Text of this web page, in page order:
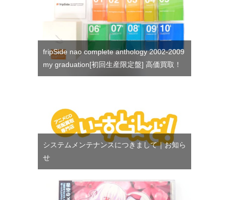
fripSide nao complete anthology 2002-2009
my graduation[初回生産限定盤] 高価買取！
システムメンテナンスにつきまして｜お知ら
せ